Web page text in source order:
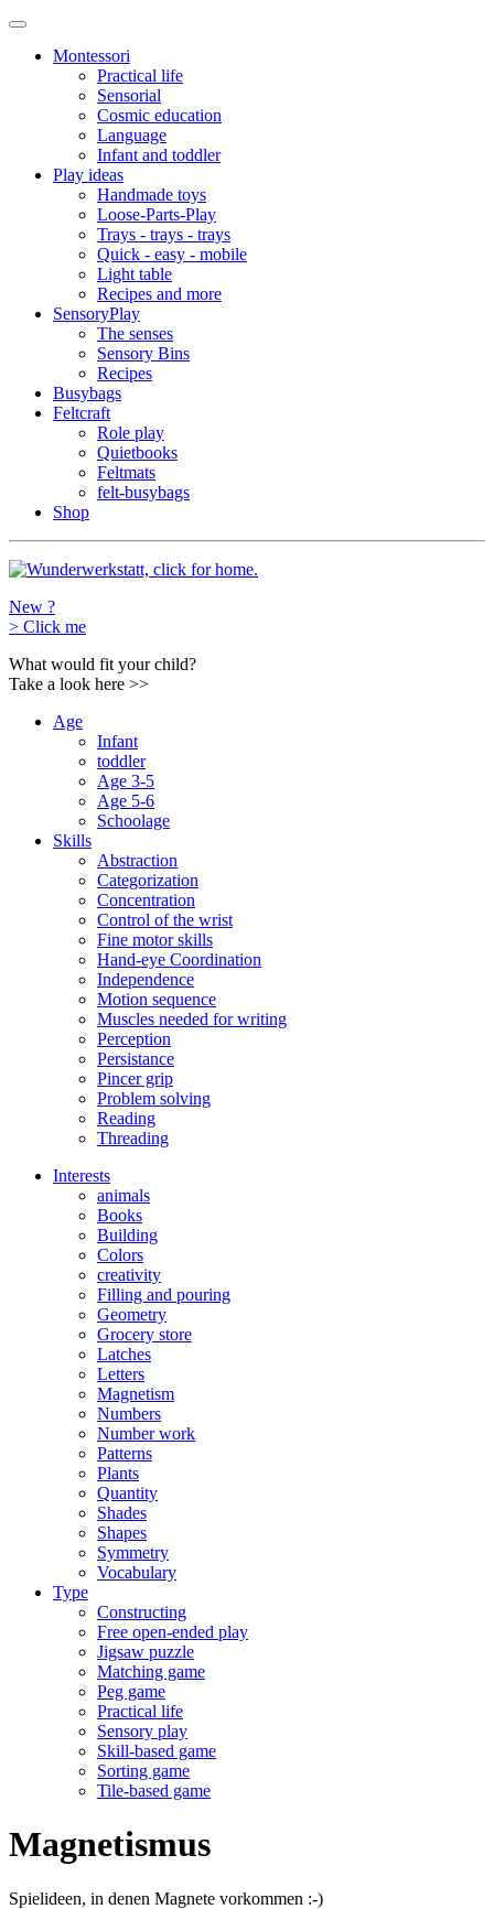
Montessori
Practical life
Sensorial
Cosmic education
Language
Infant and toddler
Play ideas
Handmade toys
Loose-Parts-Play
Trays - trays - trays
Quick - easy - mobile
Light table
Recipes and more
SensoryPlay
The senses
Sensory Bins
Recipes
Busybags
Feltcraft
Role play
Quietbooks
Feltmats
felt-busybags
Shop
New ?
> Click me
What would fit your child?
Take a look here >>
Age
Infant
toddler
Age 3-5
Age 5-6
Schoolage
Skills
Abstraction
Categorization
Concentration
Control of the wrist
Fine motor skills
Hand-eye Coordination
Independence
Motion sequence
Muscles needed for writing
Perception
Persistance
Pincer grip
Problem solving
Reading
Threading
Interests
animals
Books
Building
Colors
creativity
Filling and pouring
Geometry
Grocery store
Latches
Letters
Magnetism
Numbers
Number work
Patterns
Plants
Quantity
Shades
Shapes
Symmetry
Vocabulary
Type
Constructing
Free open-ended play
Jigsaw puzzle
Matching game
Peg game
Practical life
Sensory play
Skill-based game
Sorting game
Tile-based game
Magnetismus
Spielideen, in denen Magnete vorkommen :-)